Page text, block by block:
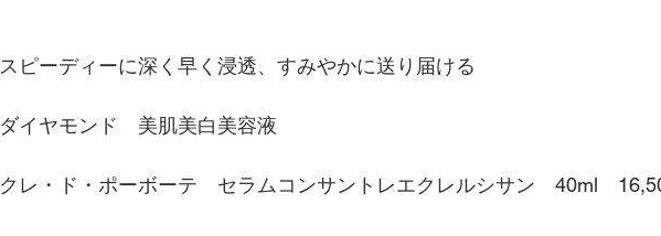
スピーディーに深く早く浸透、すみやかに送り届ける
ダイヤモンド　美肌美白美容液
クレ・ド・ポーボーテ　セラムコンサントレエクレルシサン　40ml　